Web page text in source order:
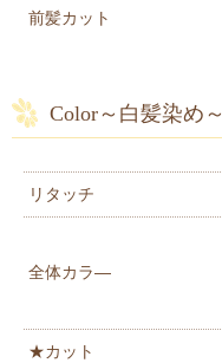
前髪カット
Color～白髪染め～
リタッチ
全体カラ―
★カット